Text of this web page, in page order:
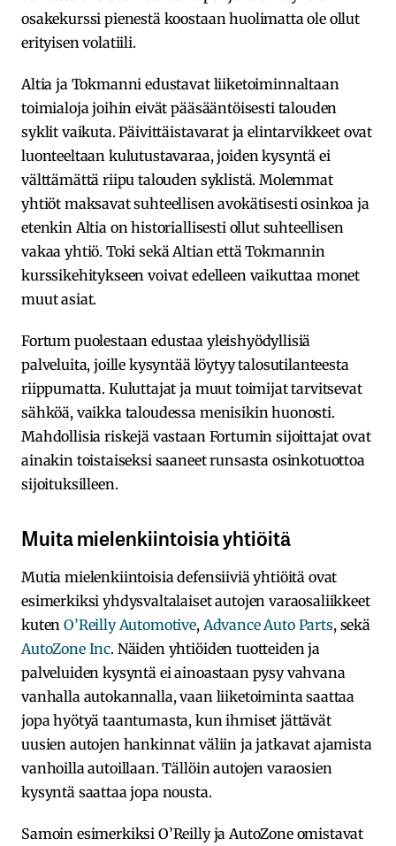
osakekurssi pienestä koostaan huolimatta ole ollut
erityisen volatiili.
Altia ja Tokmanni edustavat liiketoiminnaltaan
toimialoja joihin eivät pääsääntöisesti talouden
syklit vaikuta. Päivittäistavarat ja elintarvikkeet ovat
luonteeltaan kulutustavaraa, joiden kysyntä ei
välttämättä riipu talouden syklistä. Molemmat
yhtiöt maksavat suhteellisen avokätisesti osinkoa ja
etenkin Altia on historiallisesti ollut suhteellisen
vakaa yhtiö. Toki sekä Altian että Tokmannin
kurssikehitykseen voivat edelleen vaikuttaa monet
muut asiat.
Fortum puolestaan edustaa yleishyödyllisiä
palveluita, joille kysyntää löytyy talosutilanteesta
riippumatta. Kuluttajat ja muut toimijat tarvitsevat
sähköä, vaikka taloudessa menisikin huonosti.
Mahdollisia riskejä vastaan Fortumin sijoittajat ovat
ainakin toistaiseksi saaneet runsasta osinkotuottoa
sijoituksilleen.
Muita mielenkiintoisia yhtiöitä
Mutia mielenkiintoisia defensiiviä yhtiöitä ovat
esimerkiksi yhdysvaltalaiset autojen varaosaliikkeet
kutenO’Reilly Automotive, Advance Auto Parts, sekä
AutoZone Inc. Näiden yhtiöiden tuotteiden ja
palveluiden kysyntä ei ainoastaan pysy vahvana
vanhalla autokannalla, vaan liiketoiminta saattaa
jopa hyötyä taantumasta, kun ihmiset jättävät
uusien autojen hankinnat väliin ja jatkavat ajamista
vanhoilla autoillaan. Tällöin autojen varaosien
kysyntä saattaa jopa nousta.
Samoin esimerkiksi O’Reilly ja AutoZone omistavat